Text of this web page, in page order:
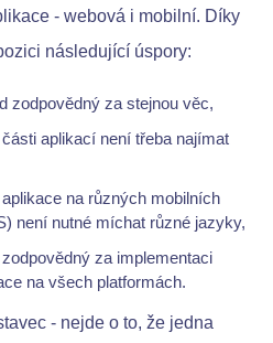
- webová i mobilní. Díky
následující úspory:
zodpovědný za stejnou věc,
aplikací není třeba najímat
na různých mobilních
není nutné míchat různé jazyky,
za implementaci
na všech platformách.
- nejde o to, že jedna